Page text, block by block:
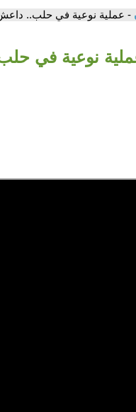
- عملية نوعية في حلب..
نوعية في